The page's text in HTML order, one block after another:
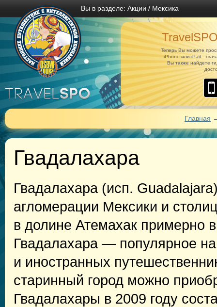
Вы в разделе: Акции / Мексика
Теперь Вы можете
iPhone или iPad -
Вы также найдете
Главная
Гвадалахара
Гвадалахара (исп.
агломерации Мексики и
в долине Атемахак примерно
Гвадалахара — популярное
и иностранных
старинный город можно
Гвадалахары в 2009 году